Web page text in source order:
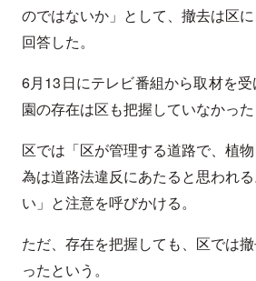
のではないか」として、撤去は区
回答した。
6月13日にテレビ番組から取材を
園の存在は区も把握していなかった
区では「区が管理する道路で、植
為は道路法違反にあたると思われ
い」と注意を呼びかける。
ただ、存在を把握しても、区では
ったという。